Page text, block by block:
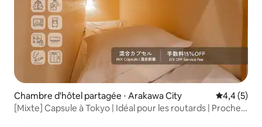
Chambre d'hôtel partagée ⋅ Arakawa City Évaluation
4,4 (5)
[Mixte] Capsule à Tokyo | Idéal pour les routards | Proche